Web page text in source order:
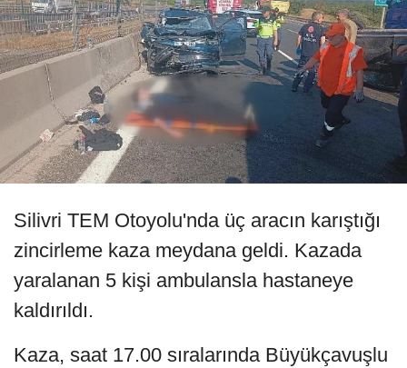
Silivri TEM Otoyolu'nda üç aracın karıştığı
zincirleme kaza meydana geldi. Kazada
yaralanan 5 kişi ambulansla hastaneye
kaldırıldı.
Kaza, saat 17.00 sıralarında Büyükçavuşlu